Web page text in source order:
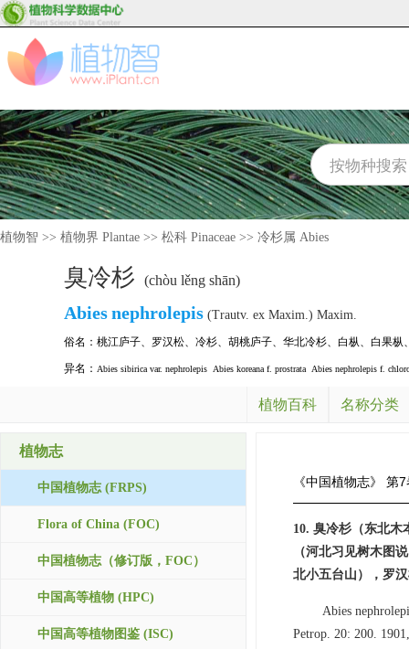
植物智 >> 植物界 Plantae >> 松科 Pinaceae >> 冷杉属 Abies
臭冷杉 (chòu lěng shān)
Abiesnephrolepis (Trautv. ex Maxim.) Maxim.
俗名： 桃江庐子、 罗汉松、 冷杉、 胡桃庐子、 华北冷杉、 白枞、 白果枞
异名： Abies sibirica var. nephrolepis Abies koreana f. prostrata Abies nephrolepis f.
植物百科 名称分类
植物志
中国植物志 (FRPS)
Flora of China (FOC)
中国植物志（修订版，FOC）
中国高等植物 (HPC)
中国高等植物图鉴 (ISC)
《中国植物志》 第7
10. 臭冷杉（东北
（河北习见树木图
北小五台山），罗
Abies
Petrop. 20: 200.